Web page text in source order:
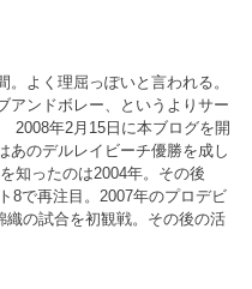
よく理屈っぽいと言われる。
ンドボレー、というよりサー
年2月15日に本ブログを開
あのデルレイビーチ優勝を成し
ったのは2004年。その後
8で再注目。2007年のプロデビ
織の試合を初観戦。その後の活